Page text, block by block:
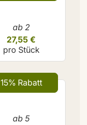
ab 2
27,55 €
pro Stück
15% Rabatt
ab 5